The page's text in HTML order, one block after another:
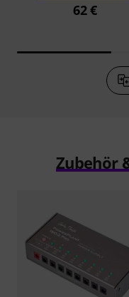
62 €
Zubehör